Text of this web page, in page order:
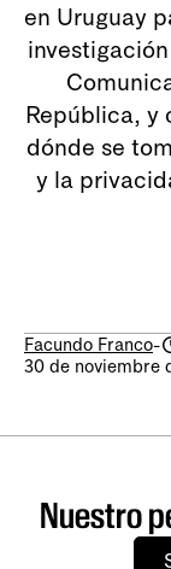
en Uruguay
República, y
dónde se
y la
Facundo Franco-
30 de noviembre
Nuestro